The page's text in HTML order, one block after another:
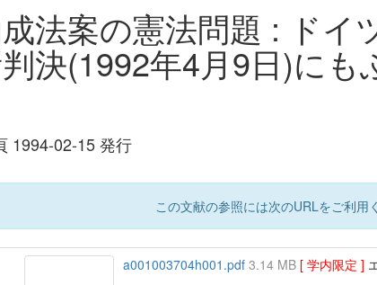
法案の憲法問題 : ドイ
決(1992年4月9日)にも
1994-02-15 発行
この文献の参照には次のURLをご利用
a001003704h001.pdf3.14 MB [ 学内限定 ]